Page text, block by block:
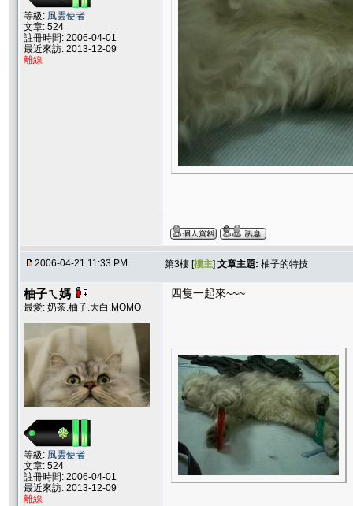
等級: 風雲使者
文章: 524
註冊時間: 2006-04-01
最近來訪: 2013-12-09
離線
2006-04-21 11:33 PM 第3樓 [樓主] 文章主題: 柚子的特技
柚子ㄟ媽
最愛: 奶茶.柚子.大白.MOMO
等級: 風雲使者
文章: 524
註冊時間: 2006-04-01
最近來訪: 2013-12-09
離線
四隻一起來~~~